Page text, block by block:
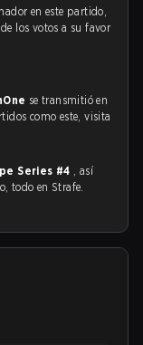
en este partido,
de los votos a su favor
se transmitió en
como este, visita
Series #4 , así
todo en Strafe.